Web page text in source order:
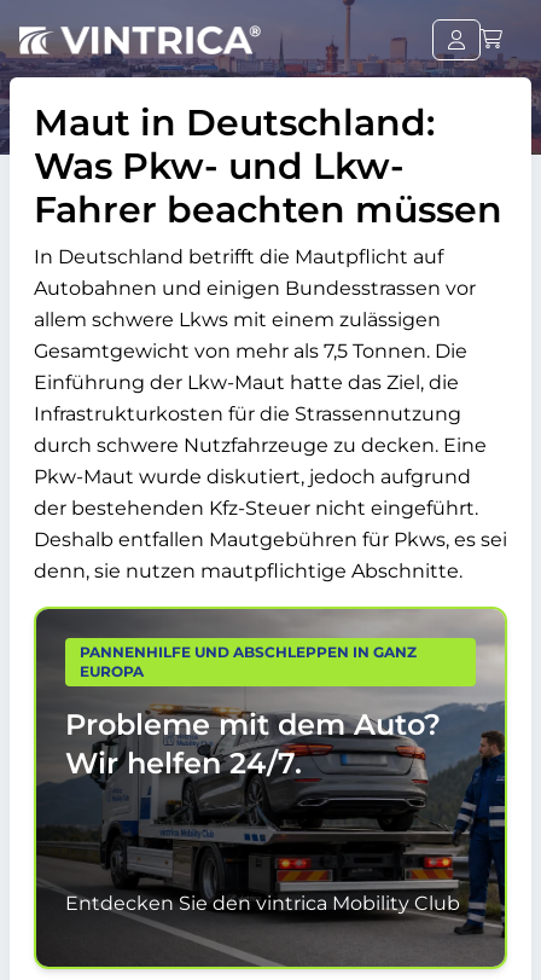
Maut in Deutschland:
Was Pkw- und Lkw-
Fahrer beachten müssen
In Deutschland betrifft die Mautpflicht auf
Autobahnen und einigen Bundesstrassen vor
allem schwere Lkws mit einem zulässigen
Gesamtgewicht von mehr als 7,5 Tonnen. Die
Einführung der Lkw-Maut hatte das Ziel, die
Infrastrukturkosten für die Strassennutzung
durch schwere Nutzfahrzeuge zu decken. Eine
Pkw-Maut wurde diskutiert, jedoch aufgrund
der bestehenden Kfz-Steuer nicht eingeführt.
Deshalb entfallen Mautgebühren für Pkws, es sei
denn, sie nutzen mautpflichtige Abschnitte.
PANNENHILFE UND ABSCHLEPPEN IN GANZ
EUROPA
Probleme mit dem Auto?
Wir helfen24/7.
Entdecken Sie den vintrica Mobility Club